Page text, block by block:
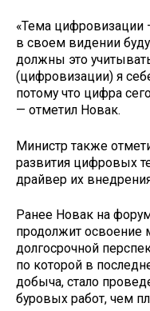
«Тема
в своем видении
должны это
(цифровизации) я
потому что цифра
— отметил Новак.
Министр также
развития цифровых
драйвер их
Ранее Новак на
продолжит
долгосрочной
по которой в
добыча, стало
буровых работ, чем